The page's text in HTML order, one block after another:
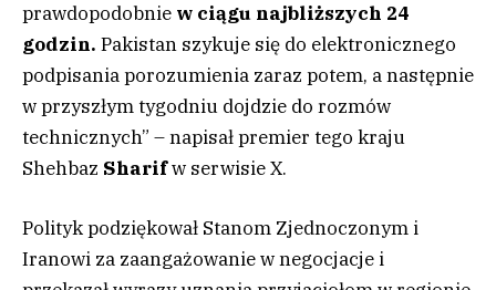
prawdopodobnie w ciągu najbliższych 24
godzin. Pakistan szykuje się do elektronicznego
podpisania porozumienia zaraz potem, a następnie
w przyszłym tygodniu dojdzie do rozmów
technicznych” – napisał premier tego kraju
Shehbaz Sharifw serwisie X.
Polityk podziękował Stanom Zjednoczonym i
Iranowi za zaangażowanie w negocjacje i